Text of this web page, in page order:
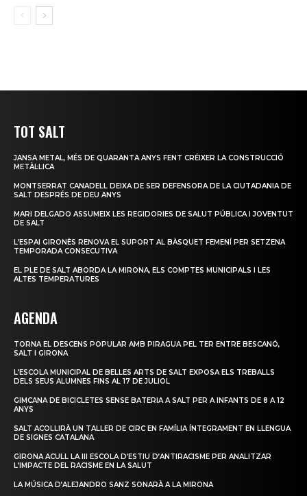
TOT SALT
JANSA METAL, MÉS DE QUARANTA ANYS FENT CRÉIXER LA CONSTRUCCIÓ
METÀL·LICA
MONTSERRAT CANADELL DEIXA DE SER DEFENSORA DE LA CIUTADANIA DE
SALT DESPRÉS DE DEU ANYS
MARI DELGADO ASSUMEIX LES REGIDORIES DE SALUT PÚBLICA I JOVENTUT
DE SALT
L’ESPAI GIRONÈS RENOVA EL SUPORT AL BÀSQUET FEMENÍ PER SETZENA
TEMPORADA CONSECUTIVA
EL PLE DE SALT ABORDA LA MIRONA, ELS COMPTES MUNICIPALS I LES
ALTES TEMPERATURES
AGENDA
TORNA EL DESCENS POPULAR AMB PIRAGUA PEL TER ENTRE BESCANÓ,
SALT I GIRONA
L’ESCOLA MUNICIPAL DE BELLES ARTS DE SALT EXPOSA ELS TREBALLS
DELS SEUS ALUMNES FINS AL 17 DE JULIOL
GIMCANA DE BICICLETES SENSE BATERIA A SALT PER A INFANTS DE 8 A 12
ANYS
SALT ACOLLIRÀ UN TALLER DE CIRC EN FAMÍLIA ÍNTEGRAMENT EN LLENGUA
DE SIGNES CATALANA
GIRONA ACULL LA III ESCOLA D’ESTIU D’ANTIRACISME PER ANALITZAR
L’IMPACTE DEL RACISME EN LA SALUT
LA MÚSICA D’ALEJANDRO SANZ SONARÀ A LA MIRONA